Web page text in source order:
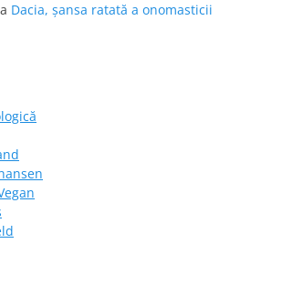
Dacia, șansa ratată a onomasticii